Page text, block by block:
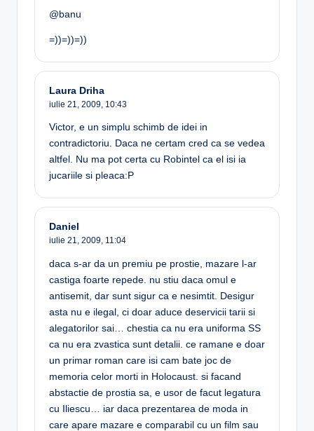
@banu
=))=))=))
Laura Driha
iulie 21, 2009, 10:43
Victor, e un simplu schimb de idei in
contradictoriu. Daca ne certam cred ca se vedea
altfel. Nu ma pot certa cu Robintel ca el isi ia
jucariile si pleaca:P
Daniel
iulie 21, 2009, 11:04
daca s-ar da un premiu pe prostie, mazare l-ar
castiga foarte repede. nu stiu daca omul e
antisemit, dar sunt sigur ca e nesimtit. Desigur
asta nu e ilegal, ci doar aduce deservicii tarii si
alegatorilor sai… chestia ca nu era uniforma SS
ca nu era zvastica sunt detalii. ce ramane e doar
un primar roman care isi cam bate joc de
memoria celor morti in Holocaust. si facand
abstactie de prostia sa, e usor de facut legatura
cu Iliescu… iar daca prezentarea de moda in
care apare mazare e comparabil cu un film sau